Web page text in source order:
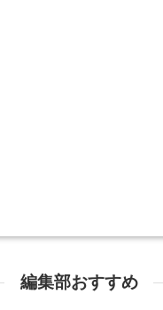
編集部おすすめ